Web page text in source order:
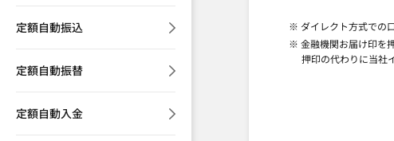
※ ダイレクト方式での
※ 金融機関お届け印を
押印の代わりに当社
定額自動振込
定額自動振替
定額自動入金